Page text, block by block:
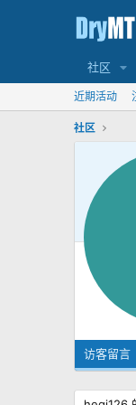
社区
近期活动
社区
访客留言